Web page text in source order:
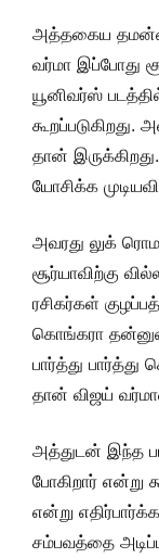
அத்தகைய
வர்மா இப்போது
யூனிவர்ஸ்
தான்
யோசிக்க
அவரது லுக்
சூர்யாவிற்கு
ரசிகர்கள்
கொங்கரா
பார்த்து
தான் விஜய்
அத்துடன் இந்த
போகிறார் என்று
என்று
சம்பவத்தை